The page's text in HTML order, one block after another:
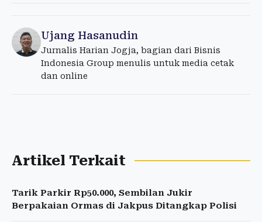
Ujang Hasanudin
Jurnalis Harian Jogja, bagian dari Bisnis
Indonesia Group menulis untuk media cetak
dan online
Artikel Terkait
Tarik Parkir Rp50.000, Sembilan Jukir
Berpakaian Ormas di Jakpus Ditangkap Polisi